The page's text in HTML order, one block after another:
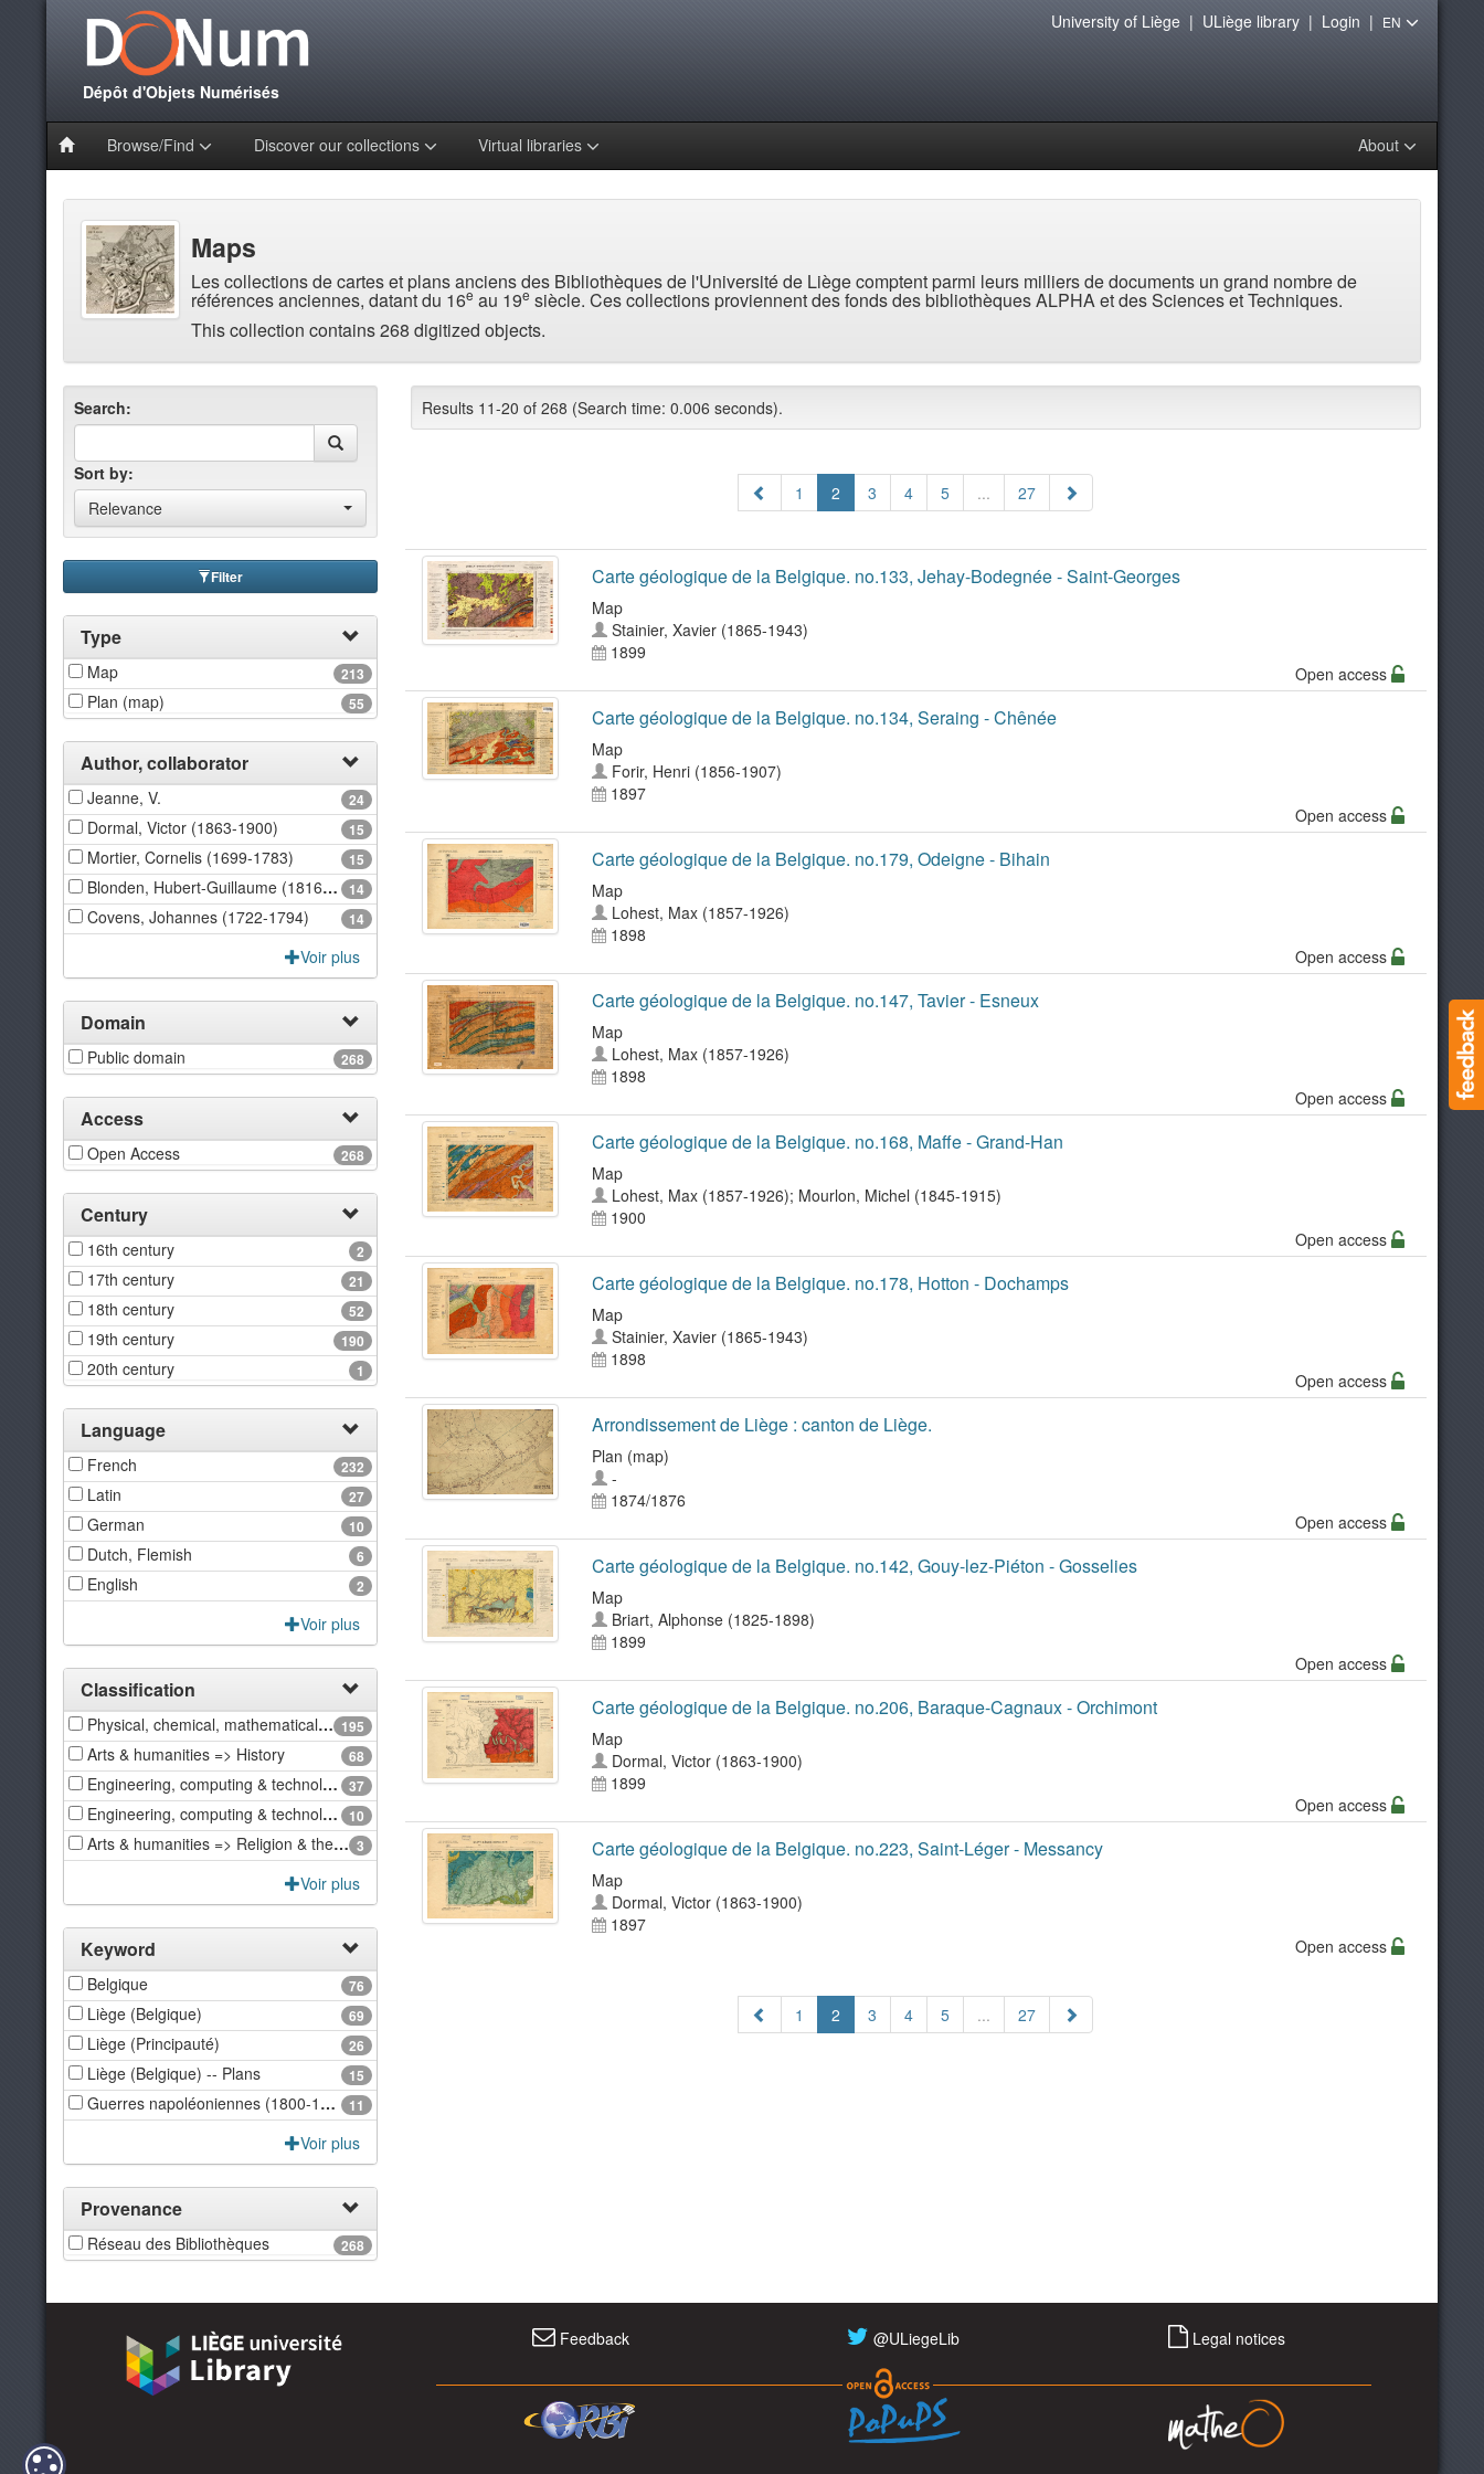
Dépôt d'Objets Numérisés
Browse/Find Discover our collections Virtual libraries About
University of Liège| ULiège library| Login | EN
Maps
Les collections de cartes et plans anciens des Bibliothèques de l'Université de Liège comptent parmi leurs milliers de documents un grand nombre de
références anciennes, datant du 16e au 19e siècle. Ces collections proviennent des fonds des bibliothèques ALPHA et des Sciences et Techniques.
This collection contains 268 digitized objects.
Results 11-20 of 268 (Search time: 0.006 seconds).
1 2 3 4 5 ... 27
Carte géologique de la Belgique. no.133, Jehay-Bodegnée - Saint-Georges
Map
Stainier, Xavier (1865-1943)
1899
Open access
Carte géologique de la Belgique. no.134, Seraing - Chênée
Map
Forir, Henri (1856-1907)
1897
Open access
Carte géologique de la Belgique. no.179, Odeigne - Bihain
Map
Lohest, Max (1857-1926)
1898
Open access
Carte géologique de la Belgique. no.147, Tavier - Esneux
Map
Lohest, Max (1857-1926)
1898
Open access
Carte géologique de la Belgique. no.168, Maffe - Grand-Han
Map
Lohest, Max (1857-1926); Mourlon, Michel (1845-1915)
1900
Open access
Carte géologique de la Belgique. no.178, Hotton - Dochamps
Map
Stainier, Xavier (1865-1943)
1898
Open access
Arrondissement de Liège : canton de Liège.
Plan (map)
-
1874/1876
Open access
Carte géologique de la Belgique. no.142, Gouy-lez-Piéton - Gosselies
Map
Briart, Alphonse (1825-1898)
1899
Open access
Carte géologique de la Belgique. no.206, Baraque-Cagnaux - Orchimont
Map
Dormal, Victor (1863-1900)
1899
Open access
Carte géologique de la Belgique. no.223, Saint-Léger - Messancy
Map
Dormal, Victor (1863-1900)
1897
Open access
1 2 3 4 5 ... 27
Search:
Sort by:
Relevance
Filter
Type
213
Map
55
Plan (map)
Author, collaborator
24
Jeanne, V.
15
Dormal, Victor (1863-1900)
15
Mortier, Cornelis (1699-1783)
14
Blonden, Hubert-Guillaume (1816-1881)
14
Covens, Johannes (1722-1794)
Voir plus
Domain
268
Public domain
Access
268
Open Access
Century
2
16th century
21
17th century
52
18th century
190
19th century
1
20th century
Language
232
French
27
Latin
10
German
6
Dutch, Flemish
2
English
Voir plus
Classification
195
Physical, chemical, mathematical & earth Sciences => Earth sciences & physical geography
68
Arts & humanities => History
37
Engineering, computing & technology => Architecture
10
Engineering, computing & technology => Civil engineering
3
Arts & humanities => Religion & theology
Voir plus
Keyword
76
Belgique
69
Liège (Belgique)
26
Liège (Principauté)
15
Liège (Belgique) -- Plans
11
Guerres napoléoniennes (1800-1815) -- Campagnes et batailles -- Cartes
Voir plus
Provenance
268
Réseau des Bibliothèques
Feedback @ULiegeLib Legal notices